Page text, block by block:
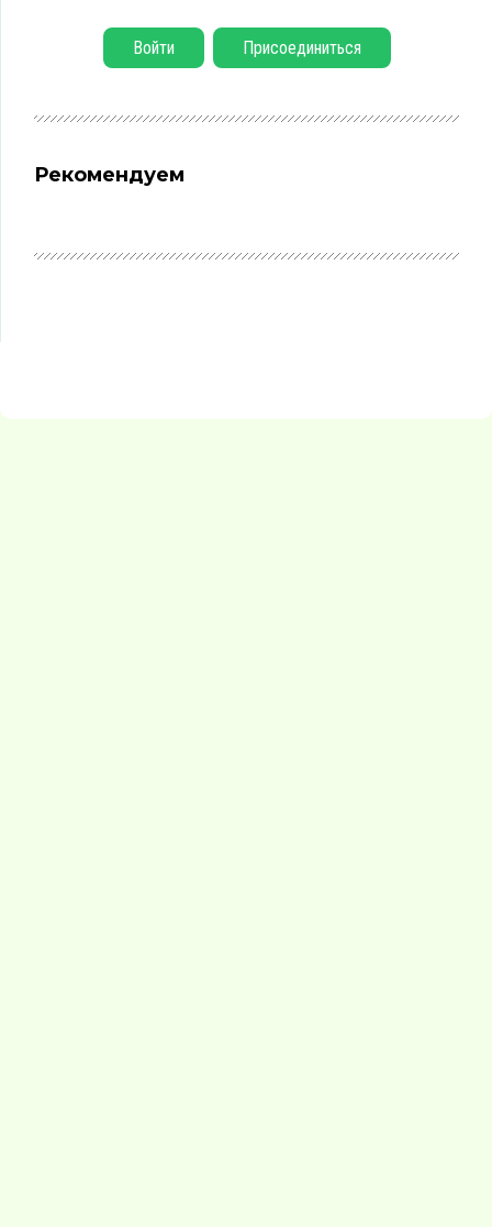
Войти Присоединиться
Рекомендуем